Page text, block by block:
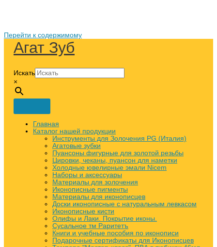
Перейти к содержимому
Агат Зуб
Искать
×
Главная
Каталог нашей продукции
Инструменты для Золочения PG (Италия)
Агатовые зубки
Пуансоны фигурные для золотой резьбы
Цировки, чеканы, пуансон для наметки
Холодные ювелирные эмали Nicem
Наборы и аксессуары
Материалы для золочения
Иконописные пигменты
Материалы для иконописцев
Доски иконописные с натуральным левкасом
Иконописные кисти
Олифы и Лаки. Покрытие иконы.
Сусальное тм Раритетъ
Книги и учебные пособия по иконописи
Подарочные сертификаты для Иконописцев